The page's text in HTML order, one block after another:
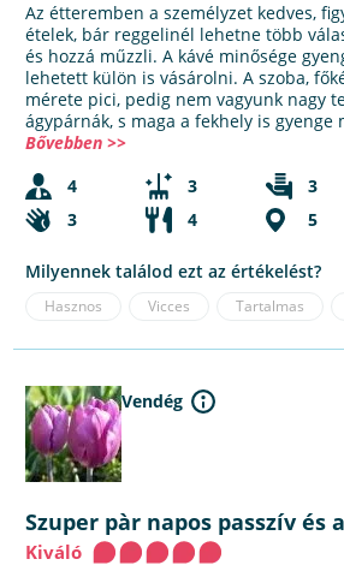
Az étteremben a személyzet kedves,
ételek, bár reggelinél lehetne több
és hozzá műzzli. A kávé minősége
lehetett külön is vásárolni. A szoba,
mérete pici, pedig nem vagyunk nagy
ágypárnák, s maga a fekhely is gyenge
Bővebben >>
4
3 3
3
4 5
Milyennek találod ezt az értékelést?
Hasznos Vicces Tartalmas
Vendég
Szuper pàr napos passzív és
Kiváló